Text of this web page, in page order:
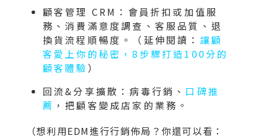
顧客管理 CRM：會員折扣或加值服
務、消費滿意度調查、客服品質、退
換貨流程順暢度。（延伸閱讀： 讓顧
客愛上你的秘密，8步驟打造100分的
顧客體驗 ）
回流&分享擴散：病毒行銷、 口碑推
薦 ，把顧客變成店家的業務。
（想利用EDM進行行銷佈局？你還可以看：